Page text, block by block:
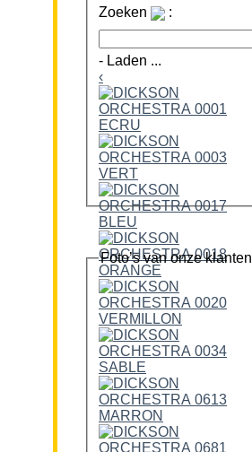
Zoeken
:
- Laden ...
‹
Foto’s van onze klanten